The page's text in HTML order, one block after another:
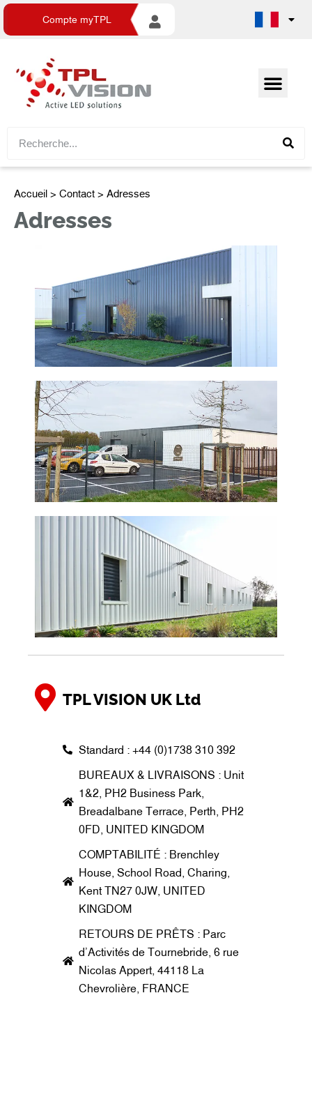
Compte myTPL
Accueil > Contact > Adresses
Adresses
TPL VISION UK Ltd
Standard : +44 (0)1738 310 392
BUREAUX & LIVRAISONS : Unit
1&2, PH2 Business Park,
Breadalbane Terrace, Perth, PH2
0FD, UNITED KINGDOM
COMPTABILITÉ : Brenchley
House, School Road, Charing,
Kent TN27 0JW, UNITED
KINGDOM
RETOURS DE PRÊTS : Parc
d’Activités de Tournebride, 6 rue
Nicolas Appert, 44118 La
Chevrolière, FRANCE